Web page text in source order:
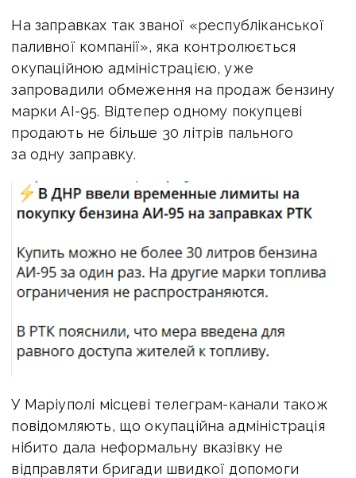
На заправках так званої «республіканської
паливної компанії», яка контролюється
окупаційною адміністрацією, уже
запровадили обмеження на продаж бензину
марки АІ-95. Відтепер одному покупцеві
продають не більше 30 літрів пального
за одну заправку.
У Маріуполі місцеві телеграм-канали також
повідомляють, що окупаційна адміністрація
нібито дала неформальну вказівку не
відправляти бригади швидкої допомоги